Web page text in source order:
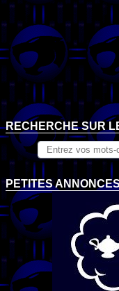
RECHERCHE SUR
PETITES